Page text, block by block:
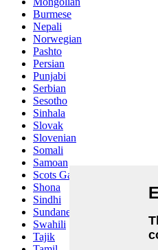
Burmese
Nepali
Norwegian
Pashto
Persian
Punjabi
Serbian
Sesotho
Sinhala
Slovak
Slovenian
Somali
Samoan
Scots Gaelic
Shona
Sindhi
Sundanese
Swahili
Tajik